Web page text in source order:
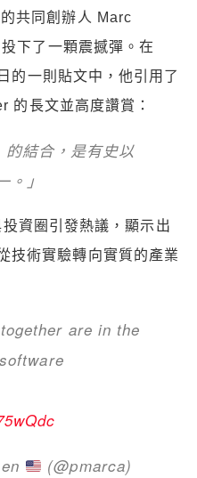
共同創辦人 Marc
下了一顆震撼彈。在
的一則貼文中，他引用了
長文並高度讚賞：
的結合，是有史以
」
資圈引發熱議，顯示出
技術實驗轉向實質的產業
are in the
(@pmarca)